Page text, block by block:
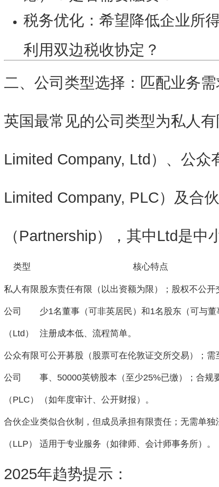
税务优化 ：希望降低企业所
利用双边税收协定？
二、公司类型选择：匹配业务
英国最常见的公司类型为私人
Limited Company, Ltd） 、 公众
Limited Company, PLC） 及合
（Partnership） ，其中Ltd是中
类型 核心特点
私人有限
公司
（Ltd）
股东责任有限（以出资额为限）；股权不公开
少1名董事（可非英居民）和1名股东（可与
注册成本低、流程简单。
公众有限
公司
（PLC）
可公开募股（股票可在伦敦证交所交易）；需
事、50000英镑股本（至少25%已缴）；合规
（如年度审计、公开财报）。
合伙企业
（LLP）
类似合伙制，但成员承担有限责任；无需单独
适用于专业服务（如律师、会计师事务所）。
2025年趋势提示 ：